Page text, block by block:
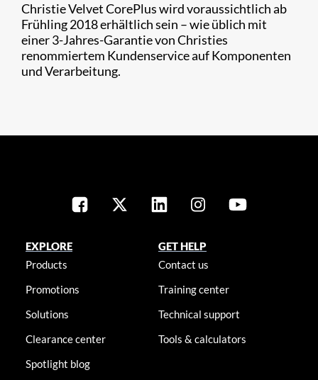
Christie Velvet CorePlus wird voraussichtlich ab
Frühling 2018 erhältlich sein – wie üblich mit
einer 3-Jahres-Garantie von Christies
renommiertem Kundenservice auf Komponenten
und Verarbeitung.
EXPLORE
Products
Promotions
Solutions
Clearance center
Spotlight blog
GET HELP
Contact us
Training center
Technical support
Tools & calculators